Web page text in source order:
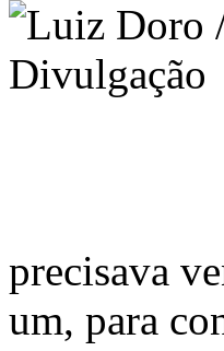
precisava
um, para